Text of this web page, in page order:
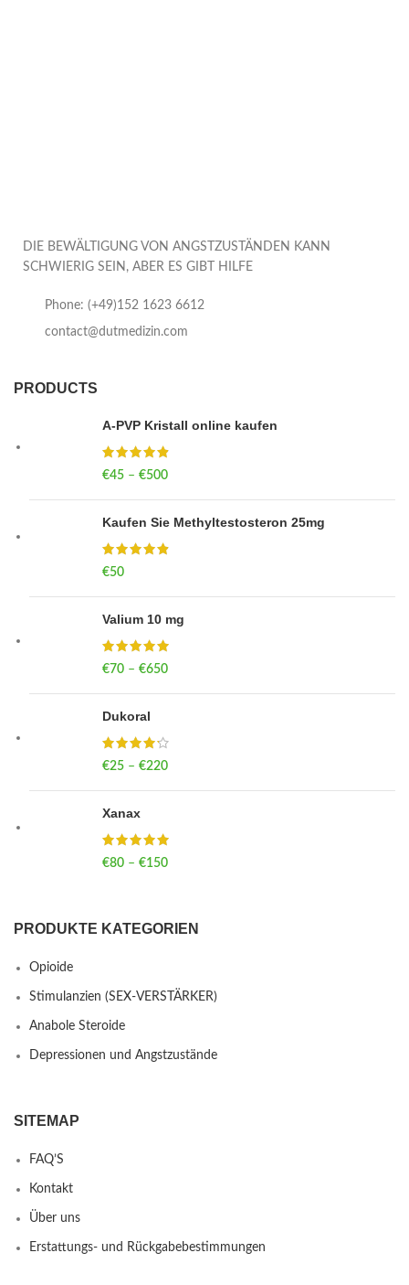
DIE BEWÄLTIGUNG VON ANGSTZUSTÄNDEN KANN
SCHWIERIG SEIN, ABER ES GIBT HILFE
Phone: (+49)152 1623 6612
contact@dutmedizin.com
PRODUCTS
A-PVP Kristall online kaufen
€45 – €500
Kaufen Sie Methyltestosteron 25mg
€50
Valium 10 mg
€70 – €650
Dukoral
€25 – €220
Xanax
€80 – €150
PRODUKTE KATEGORIEN
Opioide
Stimulanzien (SEX-VERSTÄRKER)
Anabole Steroide
Depressionen und Angstzustände
SITEMAP
FAQ’S
Kontakt
Über uns
Erstattungs- und Rückgabebestimmungen